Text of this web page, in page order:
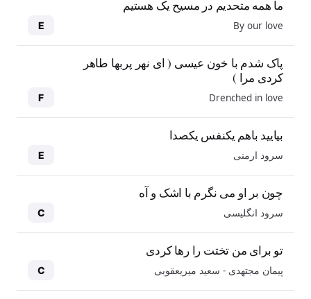
ما همه متحدیم در مسیح یک هستیم
By our love
E
پاک شدم با خون عیسی ( ای نهر پربها طاهر
کردی مرا )
Drenched in love
F
بیایید باهم یکنفس یکصدا
سرود ارمنی E
چون بر او می نگرم با اشک و آه
سرود انگلیسی C
تو برای من تختت را رها کردی
پیمان مجتهدی - سعید میریعقوبی C